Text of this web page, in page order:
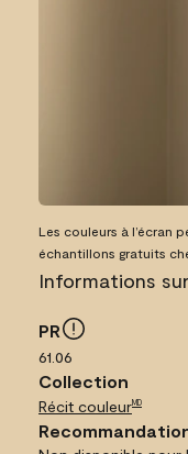
Les couleurs à l’écran
échantillons gratuits
Informations
PR
61.06
Collection
Récit couleurMD